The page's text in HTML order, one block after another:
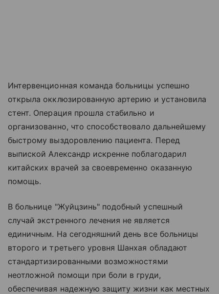
Интервенционная команда больницы успешно
открыла окклюзированную артерию и установила
стент. Операция прошла стабильно и
организованно, что способствовало дальнейшему
быстрому выздоровлению пациента. Перед
выпиской Александр искренне поблагодарил
китайских врачей за своевременно оказанную
помощь.
В больнице "Жуйцзинь" подобный успешный
случай экстренного лечения не является
единичным. На сегодняшний день все больницы
второго и третьего уровня Шанхая обладают
стандартизированными возможностями
неотложной помощи при боли в груди,
обеспечивая надежную защиту жизни как местных